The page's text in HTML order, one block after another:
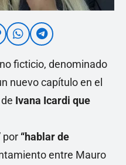
ficticio, denominado
nuevo capítulo en el
Ivana Icardi que
por “hablar de
entre Mauro